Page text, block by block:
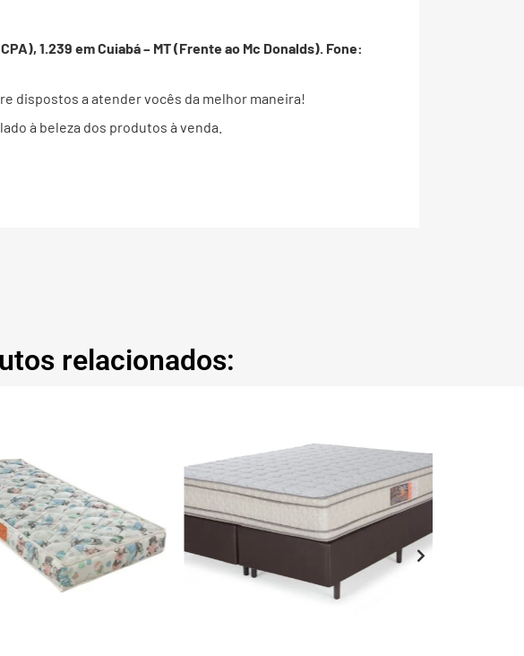
1.239 em Cuiabá – MT (Frente ao Mc Donalds). Fone:
dispostos a atender vocês da melhor maneira!
à beleza dos produtos à venda.
relacionados: